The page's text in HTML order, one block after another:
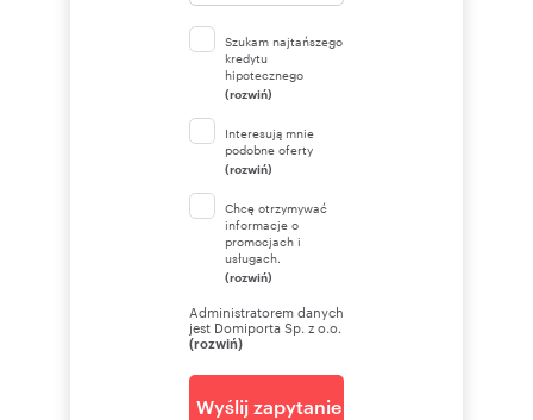
Szukam najtańszego
kredytu
hipotecznego
(rozwiń)
Interesują mnie
podobne oferty
(rozwiń)
Chcę otrzymywać
informacje o
promocjach i
usługach.
(rozwiń)
Administratorem danych
jest Domiporta Sp. z o.o.
(rozwiń)
Wyślij zapytanie